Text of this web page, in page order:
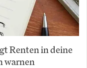
Renten in deine
warnen